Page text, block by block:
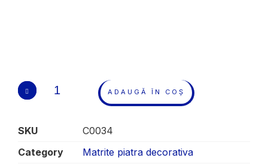
ADAUGĂ ÎN COȘ
SKU
C0034
Category
Matrite piatra decorativa